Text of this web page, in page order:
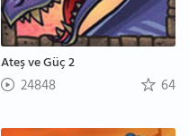
Ateş ve Güç 2
24848 64